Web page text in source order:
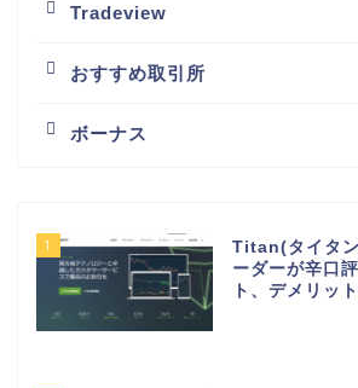
Tradeview
おすすめ取引所
ボーナス
1
Titan(タイタ
ーダーが辛口
ト、デメリッ